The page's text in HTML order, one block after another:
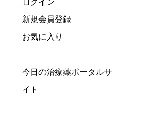
新規会員登録
お気に入り
今日の治療薬ポータルサ
イト